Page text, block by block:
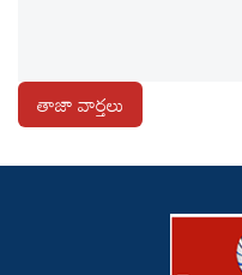
తాజా వార్తలు